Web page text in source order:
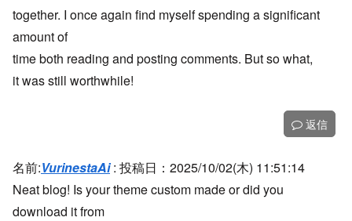
together. I once again find myself spending a significant
amount of
time both reading and posting comments. But so what,
it was still worthwhile!
返信
名前:VurinestaAi: 投稿日：2025/10/02(木) 11:51:14
Neat blog! Is your theme custom made or did you
download it from